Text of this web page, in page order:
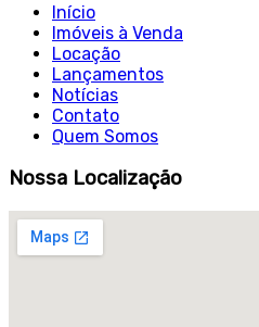
Início
Imóveis à Venda
Locação
Lançamentos
Notícias
Contato
Quem Somos
Nossa Localização